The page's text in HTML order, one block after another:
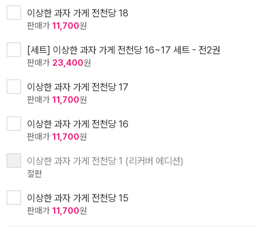
이상한 과자 가게 전천당 18
판매가 11,700원
[세트] 이상한 과자 가게 전천당 16~17 세트 - 전2권
판매가 23,400원
이상한 과자 가게 전천당 17
판매가 11,700원
이상한 과자 가게 전천당 16
판매가 11,700원
이상한 과자 가게 전천당 1 (리커버 에디션)
절판
이상한 과자 가게 전천당 15
판매가 11,700원